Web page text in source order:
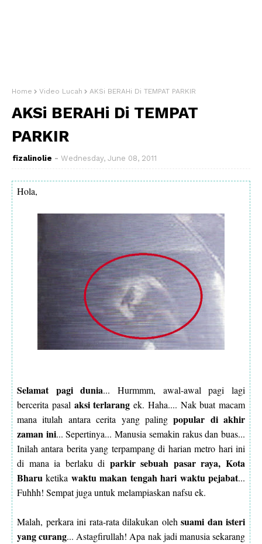
Home Video Lucah AKSi BERAHi Di TEMPAT PARKIR
AKSi BERAHi Di TEMPAT
PARKIR
fizalinolie Wednesday, June 08, 2011
Hola,
Selamat pagi dunia... Hurmmm, awal-awal pagi lagi
bercerita pasal aksi terlarang ek. Haha.... Nak buat macam
mana itulah antara cerita yang palingpopular di akhir
zaman ini... Sepertinya... Manusia semakin rakus dan buas...
Inilah antara berita yang terpampang di harian metro hari ini
di mana ia berlaku di parkir sebuah pasar raya, Kota
Bharuketika waktu makan tengah hari waktu pejabat...
Fuhhh! Sempat juga untuk melampiaskan nafsu ek.
Malah, perkara ini rata-rata dilakukan oleh suami dan isteri
yang curang... Astagfirullah! Apa nak jadi manusia sekarang